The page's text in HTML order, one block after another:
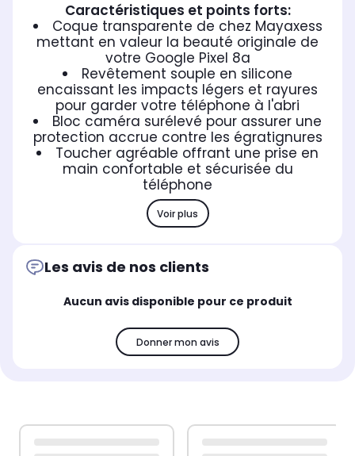
Caractéristiques et points forts:
Coque transparente de chez Mayaxess
mettant en valeur la beauté originale de
votre Google Pixel 8a
Revêtement souple en silicone
encaissant les impacts légers et rayures
pour garder votre téléphone à l'abri
Bloc caméra surélevé pour assurer une
protection accrue contre les égratignures
Toucher agréable offrant une prise en
main confortable et sécurisée du
téléphone
Voir plus
Les avis de nos clients
Aucun avis disponible pour ce produit
Donner mon avis